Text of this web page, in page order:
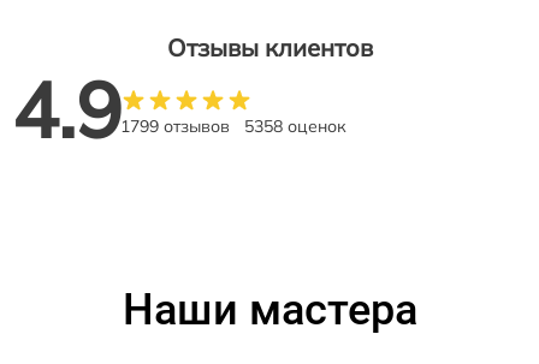
Отзывы клиентов
4.91799 отзывов 5358 оценок
Наши мастера